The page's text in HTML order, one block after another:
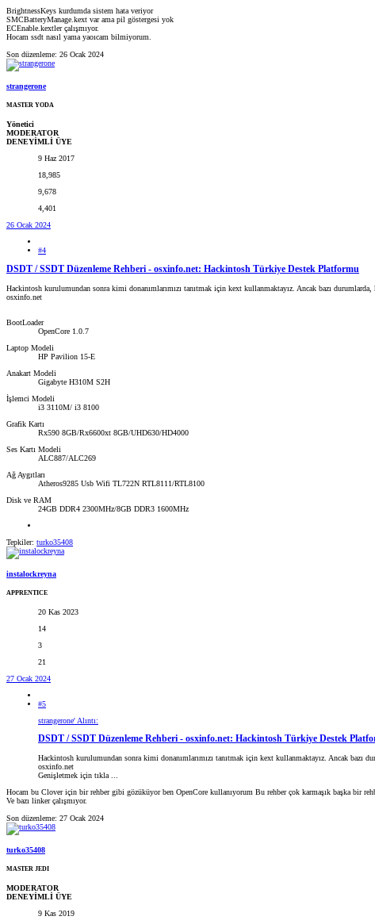
BrightnessKeys kurdumda sistem hata veriyor
SMCBatteryManage.kext var ama pil göstergesi yok
ECEnable.kextler çalışmıyor.
Hocam ssdt nasıl yama yaoıcam bilmiyorum.
Son düzenleme: 26 Ocak 2024
strangerone
MASTER YODA
Yönetici
MODERATOR
DENEYİMLİ ÜYE
9 Haz 2017
18,985
9,678
4,401
26 Ocak 2024
#4
DSDT / SSDT Düzenleme Rehberi - osxinfo.net: Hackintosh Türkiye Destek Platformu
Hackintosh kurulumundan sonra kimi donanımlarımızı tanıtmak için kext kullanmaktayız. Ancak bazı
osxinfo.net
BootLoader
OpenCore 1.0.7
Laptop Modeli
HP Pavilion 15-E
Anakart Modeli
Gigabyte H310M S2H
İşlemci Modeli
i3 3110M/ i3 8100
Grafik Kartı
Rx590 8GB/Rx6600xt 8GB/UHD630/HD4000
Ses Kartı Modeli
ALC887/ALC269
Ağ Aygıtları
Atheros9285 Usb Wifi TL722N RTL8111/RTL8100
Disk ve RAM
24GB DDR4 2300MHz/8GB DDR3 1600MHz
Tepkiler: turko35408
instalockreyna
APPRENTICE
20 Kas 2023
14
3
21
27 Ocak 2024
#5
strangerone' Alıntı:
DSDT / SSDT Düzenleme Rehberi - osxinfo.net: Hackintosh Türkiye Destek
Hackintosh kurulumundan sonra kimi donanımlarımızı tanıtmak için kext kullanmaktayız. Ancak bazı
osxinfo.net
Genişletmek için tıkla ...
Hocam bu Clover için bir rehber gibi gözüküyor ben OpenCore kullanıyorum Bu rehber çok karmaşık başka bir
Ve bazı linker çalışmıyor.
Son düzenleme: 27 Ocak 2024
turko35408
MASTER JEDI
MODERATOR
DENEYİMLİ ÜYE
9 Kas 2019